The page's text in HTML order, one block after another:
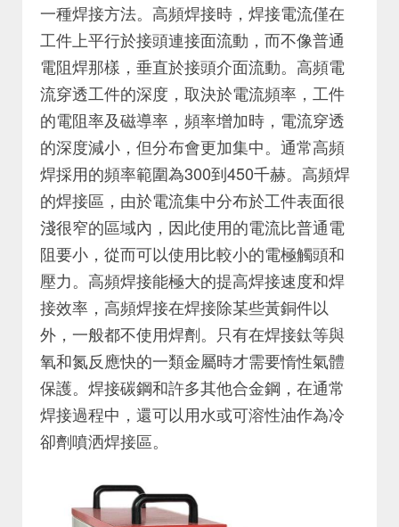
一種焊接方法。高頻焊接時，焊接電流僅在
工件上平行於接頭連接面流動，而不像普通
電阻焊那樣，垂直於接頭介面流動。高頻電
流穿透工件的深度，取決於電流頻率，工件
的電阻率及磁導率，頻率增加時，電流穿透
的深度減小，但分布會更加集中。通常高頻
焊採用的頻率範圍為300到450千赫。高頻焊
的焊接區，由於電流集中分布於工件表面很
淺很窄的區域內，因此使用的電流比普通電
阻要小，從而可以使用比較小的電極觸頭和
壓力。高頻焊接能極大的提高焊接速度和焊
接效率，高頻焊接在焊接除某些黃銅件以
外，一般都不使用焊劑。只有在焊接鈦等與
氧和氮反應快的一類金屬時才需要惰性氣體
保護。焊接碳鋼和許多其他合金鋼，在通常
焊接過程中，還可以用水或可溶性油作為冷
卻劑噴洒焊接區。